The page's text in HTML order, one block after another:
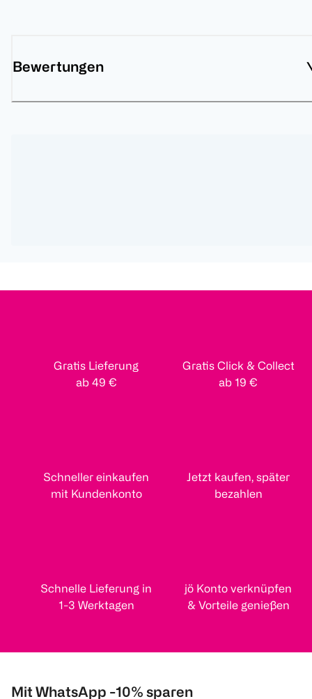
Bewertungen
Gratis Lieferung
ab 49 €
Gratis Click & Collect
ab 19 €
Schneller einkaufen
mit Kundenkonto
Jetzt kaufen, später
bezahlen
Schnelle Lieferung in
1-3 Werktagen
jö Konto verknüpfen
& Vorteile genießen
Mit WhatsApp -10% sparen